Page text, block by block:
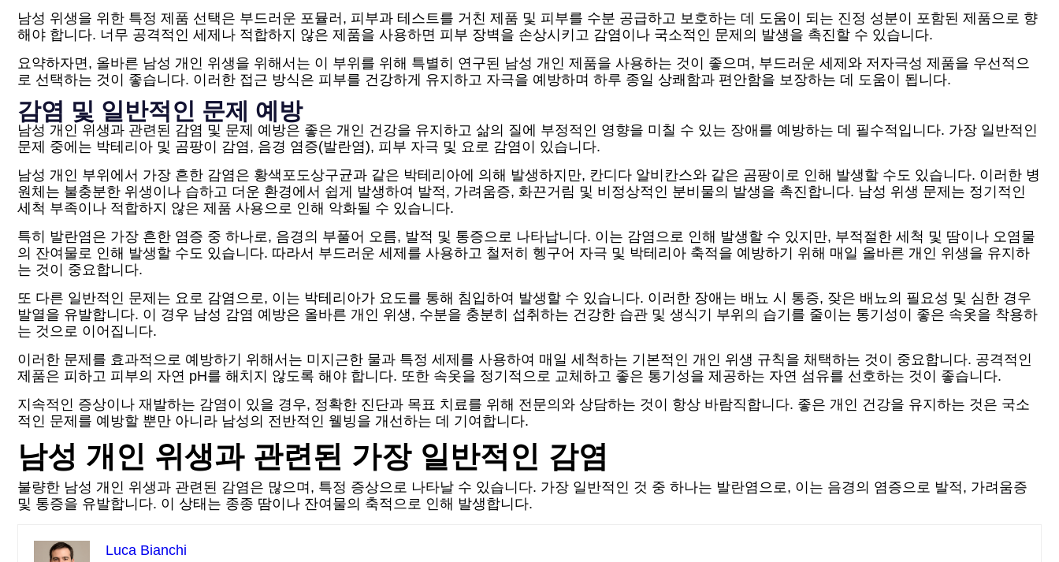
남성 위생을 위한 특정 제품 선택은 부드러운 포뮬러, 피부과 테스트를 거친 제품 및 피부를 수분 공급하고 보호하는 데 도움이 되는 진정 성분이 포함된 제품으로 향
해야 합니다. 너무 공격적인 세제나 적합하지 않은 제품을 사용하면 피부 장벽을 손상시키고 감염이나 국소적인 문제의 발생을 촉진할 수 있습니다.
요약하자면, 올바른 남성 개인 위생을 위해서는 이 부위를 위해 특별히 연구된 남성 개인 제품을 사용하는 것이 좋으며, 부드러운 세제와 저자극성 제품을 우선적으
로 선택하는 것이 좋습니다. 이러한 접근 방식은 피부를 건강하게 유지하고 자극을 예방하며 하루 종일 상쾌함과 편안함을 보장하는 데 도움이 됩니다.
감염 및 일반적인 문제 예방
남성 개인 위생과 관련된 감염 및 문제 예방은 좋은 개인 건강을 유지하고 삶의 질에 부정적인 영향을 미칠 수 있는 장애를 예방하는 데 필수적입니다. 가장 일반적인
문제 중에는 박테리아 및 곰팡이 감염, 음경 염증(발란염), 피부 자극 및 요로 감염이 있습니다.
남성 개인 부위에서 가장 흔한 감염은 황색포도상구균과 같은 박테리아에 의해 발생하지만, 칸디다 알비칸스와 같은 곰팡이로 인해 발생할 수도 있습니다. 이러한 병
원체는 불충분한 위생이나 습하고 더운 환경에서 쉽게 발생하여 발적, 가려움증, 화끈거림 및 비정상적인 분비물의 발생을 촉진합니다. 남성 위생 문제는 정기적인
세척 부족이나 적합하지 않은 제품 사용으로 인해 악화될 수 있습니다.
특히 발란염은 가장 흔한 염증 중 하나로, 음경의 부풀어 오름, 발적 및 통증으로 나타납니다. 이는 감염으로 인해 발생할 수 있지만, 부적절한 세척 및 땀이나 오염물
의 잔여물로 인해 발생할 수도 있습니다. 따라서 부드러운 세제를 사용하고 철저히 헹구어 자극 및 박테리아 축적을 예방하기 위해 매일 올바른 개인 위생을 유지하
는 것이 중요합니다.
또 다른 일반적인 문제는 요로 감염으로, 이는 박테리아가 요도를 통해 침입하여 발생할 수 있습니다. 이러한 장애는 배뇨 시 통증, 잦은 배뇨의 필요성 및 심한 경우
발열을 유발합니다. 이 경우 남성 감염 예방은 올바른 개인 위생, 수분을 충분히 섭취하는 건강한 습관 및 생식기 부위의 습기를 줄이는 통기성이 좋은 속옷을 착용하
는 것으로 이어집니다.
이러한 문제를 효과적으로 예방하기 위해서는 미지근한 물과 특정 세제를 사용하여 매일 세척하는 기본적인 개인 위생 규칙을 채택하는 것이 중요합니다. 공격적인
제품은 피하고 피부의 자연 pH를 해치지 않도록 해야 합니다. 또한 속옷을 정기적으로 교체하고 좋은 통기성을 제공하는 자연 섬유를 선호하는 것이 좋습니다.
지속적인 증상이나 재발하는 감염이 있을 경우, 정확한 진단과 목표 치료를 위해 전문의와 상담하는 것이 항상 바람직합니다. 좋은 개인 건강을 유지하는 것은 국소
적인 문제를 예방할 뿐만 아니라 남성의 전반적인 웰빙을 개선하는 데 기여합니다.
남성 개인 위생과 관련된 가장 일반적인 감염
불량한 남성 개인 위생과 관련된 감염은 많으며, 특정 증상으로 나타날 수 있습니다. 가장 일반적인 것 중 하나는 발란염으로, 이는 음경의 염증으로 발적, 가려움증
및 통증을 유발합니다. 이 상태는 종종 땀이나 잔여물의 축적으로 인해 발생합니다.
Luca Bianchi